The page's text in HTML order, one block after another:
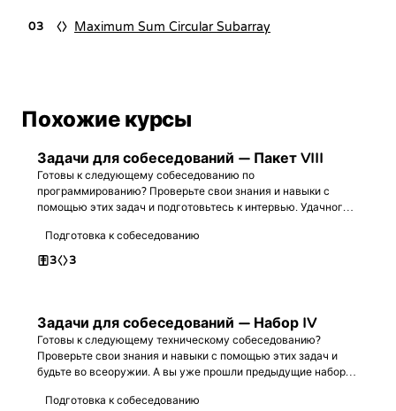
03 Maximum Sum Circular Subarray
Похожие курсы
Задачи для собеседований — Пакет VIII
Готовы к следующему собеседованию по
программированию? Проверьте свои знания и навыки с
помощью этих задач и подготовьтесь к интервью. Удачного
Подготовка к собеседованию
3 3
Задачи для собеседований — Набор IV
Готовы к следующему техническому собеседованию?
Проверьте свои знания и навыки с помощью этих задач и
будьте во всеоружии. А вы уже прошли предыдущие наборы?
Подготовка к собеседованию